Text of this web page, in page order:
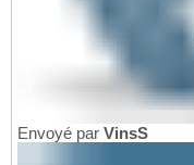
Envoyé par VinsS